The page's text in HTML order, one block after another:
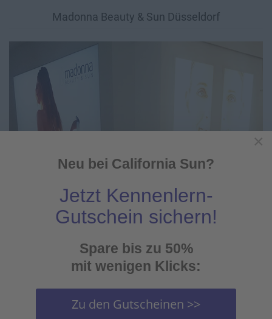
Madonna Beauty & Sun Düsseldorf
ZUM STUDIO
California Sun Frechen
×
Neu bei California Sun?
Jetzt Kennenlern-
Gutschein sichern!
Spare bis zu 50%
mit wenigen Klicks:
Zu den Gutscheinen >>